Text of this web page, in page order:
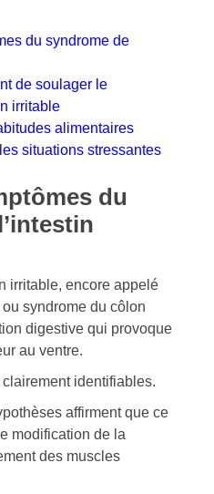
du syndrome de
de soulager le
irritable
alimentaires
situations stressantes
du
irritable, encore appelé
syndrome du côlon
digestive qui provoque
au ventre.
identifiables.
affirment que ce
modification de la
des muscles